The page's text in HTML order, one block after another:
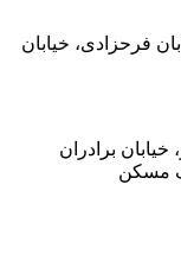
فرحزادی، خیابان
برادران
مسکن